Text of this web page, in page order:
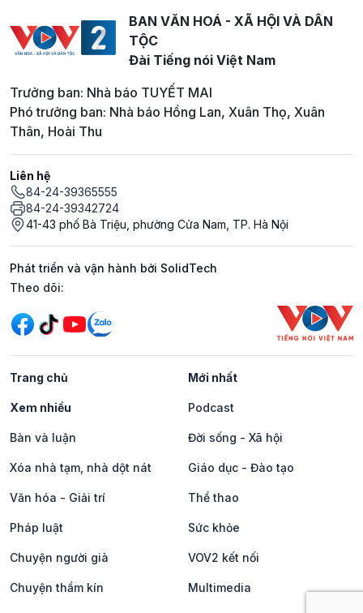
BAN VĂN HOÁ - XÃ HỘI VÀ DÂN
TỘC
Đài Tiếng nói Việt Nam
Trưởng ban: Nhà báo TUYẾT MAI
Phó trưởng ban: Nhà báo Hồng Lan, Xuân Thọ, Xuân
Thân, Hoài Thu
Liên hệ
84-24-39365555
84-24-39342724
41-43 phố Bà Triệu, phường Cửa Nam, TP. Hà Nội
Phát triển và vận hành bởi SolidTech
Mạng xã hội
Theo dõi:
Trang chủ Mới nhất
Xem nhiều Podcast
Bàn và luận Đời sống - Xã hội
Xóa nhà tạm, nhà dột nát Giáo dục - Đào tạo
Văn hóa - Giải trí Thể thao
Pháp luật Sức khỏe
Chuyện người già VOV2 kết nối
Chuyện thầm kín Multimedia